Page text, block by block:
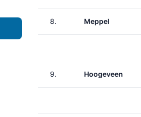
8. Meppel
9. Hoogeveen